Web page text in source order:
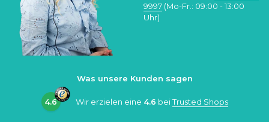
9997 (Mo-Fr.: 09:00 - 13:00
Uhr)
Was unsere Kunden sagen
4.6 Wir erzielen eine 4.6 beiTrusted Shops